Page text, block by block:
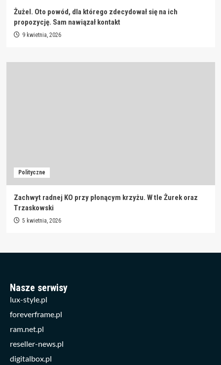
Żużel. Oto powód, dla którego zdecydował się na ich
propozycję. Sam nawiązał kontakt
9 kwietnia, 2026
Polityczne
Zachwyt radnej KO przy płonącym krzyżu. W tle Żurek oraz
Trzaskowski
5 kwietnia, 2026
Nasze serwisy
lux-style.pl
foreverframe.pl
ram.net.pl
reseller-news.pl
digitalbox.pl